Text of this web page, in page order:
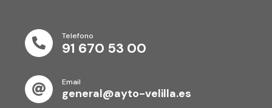

Telefono
91 670 53 00

Email
general@ayto-velilla.es